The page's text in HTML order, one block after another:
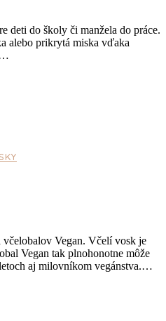
deti do školy či manžela do práce.
alebo prikrytá miska vďaka
včelobalov Vegan. Včelí vosk je
Vegan tak plnohonotne môže
aj milovníkom vegánstva.…